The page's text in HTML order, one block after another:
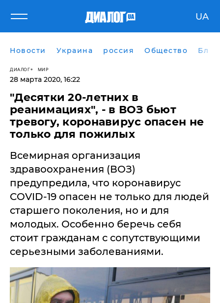
UA
Новости Украина россия Общество
ДИАЛОГ МИР
28 марта 2020, 16:22
"Десятки 20-летних в
реанимациях", - в ВОЗ бьют
тревогу, коронавирус опасен не
только для пожилых
​Всемирная организация
здравоохранения (ВОЗ)
предупредила, что коронавирус
COVID-19 опасен не только для людей
старшего поколения, но и для
молодых. Особенно беречь себя
стоит гражданам с сопутствующими
серьезными заболеваниями.